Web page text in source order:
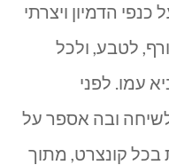
הדמיון ויצרתי
לטבע, ולכל
עמו. לפני
ובה אספר על
בכל קונצרט, מתוך